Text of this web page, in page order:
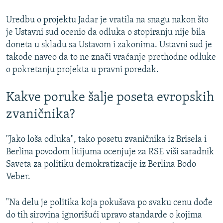
Uredbu o projektu Jadar je vratila na snagu nakon što
je Ustavni sud ocenio da odluka o stopiranju nije bila
doneta u skladu sa Ustavom i zakonima. Ustavni sud je
takođe naveo da to ne znači vraćanje prethodne odluke
o pokretanju projekta u pravni poredak.
Kakve poruke šalje poseta evropskih
zvaničnika?
"Jako loša odluka", tako posetu zvaničnika iz Brisela i
Berlina povodom litijuma ocenjuje za RSE viši saradnik
Saveta za politiku demokratizacije iz Berlina Bodo
Veber.
"Na delu je politika koja pokušava po svaku cenu dođe
do tih sirovina ignorišući upravo standarde o kojima